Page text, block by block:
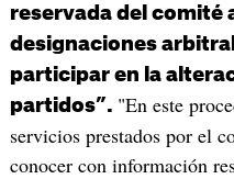
reservada del comité
designaciones
participar en la
partidos”. "En este
servicios prestados por el
conocer con información